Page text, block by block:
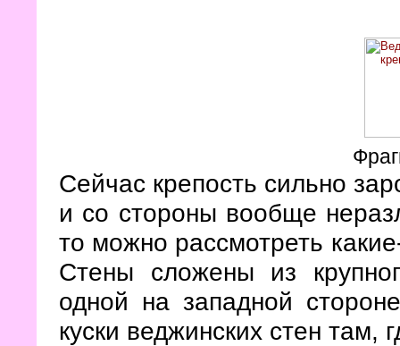
Сейчас крепость сильно
и со стороны вообще
то можно рассмотреть
Стены сложены из
одной на западной
куски веджинских стен там,